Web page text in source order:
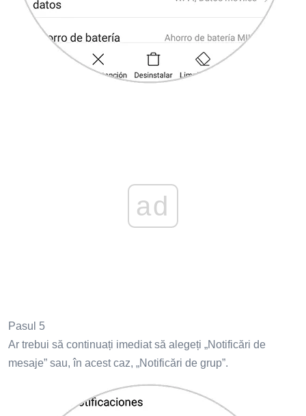
ad
Pasul 5
Ar trebui să continuați imediat să alegeți „Notificări de
mesaje” sau, în acest caz, „Notificări de grup”.